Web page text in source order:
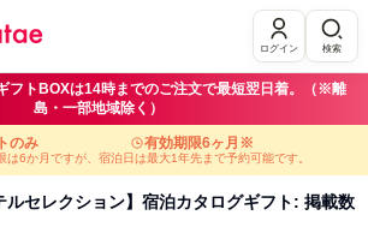
ログイン 検索
フトBOXは14時までのご注文で最短翌日着。（※離
島・一部地域除く）
のみ 有効期限6ヶ月※
6か月ですが、宿泊日は最大1年先まで予約可能です。
ルセレクション】宿泊カタログギフト: 掲載数